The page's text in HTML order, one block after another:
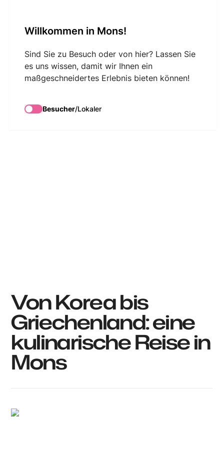
Willkommen in Mons!
Sind Sie zu Besuch oder von hier? Lassen Sie
es uns wissen, damit wir Ihnen ein
maßgeschneidertes Erlebnis bieten können!
Besucher/Lokaler
Von Korea bis
Griechenland: eine
kulinarische Reise in
Mons